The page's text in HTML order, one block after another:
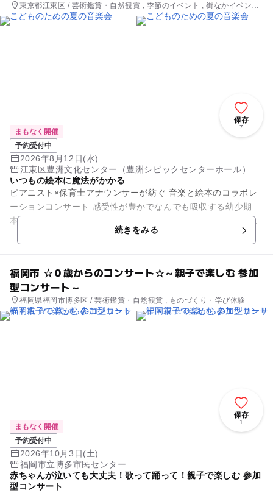
東京都江東区 / 芸術鑑賞・自然観賞 , 季節のイベント , 街なかイベント
, ミニイベント
保存
7
まもなく開催
予約受付中
2026年8月12日(水)
江東区豊洲文化センター（豊洲シビックセンターホール）
いつもの絵本に魔法がかかる
ピアニスト×保育士アナウンサーが紡ぐ 音楽と絵本のコラボレ
ーションコンサート 感受性が豊かでなんでも吸収する幼少期
本物の楽器を見て、聴いて、生の音と言葉をご家族でたっぷり
続きをみる
福岡市 ☆０歳からのコンサート☆～親子で楽しむ 参加
型コンサート～
福岡県福岡市博多区 / 芸術鑑賞・自然観賞 , ものづくり・学び体験
保存
1
まもなく開催
予約受付中
2026年10月3日(土)
福岡市立博多市民センター
赤ちゃんが泣いても大丈夫！歌って踊って！親子で楽しむ 参加
型コンサート